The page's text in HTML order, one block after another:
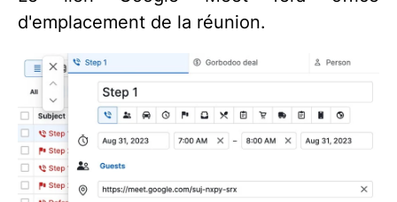
d'emplacement de la réunion.